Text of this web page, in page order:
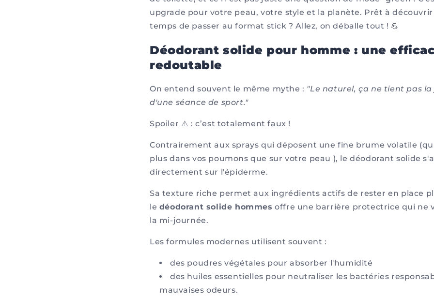
upgrade pour votre peau, votre style et la planète. Prêt à
temps de passer au format stick ? Allez, on déballe tout ! 💪
Déodorant solide pour homme : une
redoutable
On entend souvent le même mythe : "Le naturel, ça ne tient pas
d'une séance de sport."
Spoiler ⚠️ : c’est totalement faux !
Contrairement aux sprays qui déposent une fine brume volatile
plus dans vos poumons que sur votre peau ), le déodorant solide
directement sur l'épiderme.
Sa texture riche permet aux ingrédients actifs de rester en place
le déodorant solide hommes offre une barrière protectrice qui ne
la mi-journée.
Les formules modernes utilisent souvent :
des poudres végétales pour absorber l'humidité
des huiles essentielles pour neutraliser les bactéries
mauvaises odeurs.